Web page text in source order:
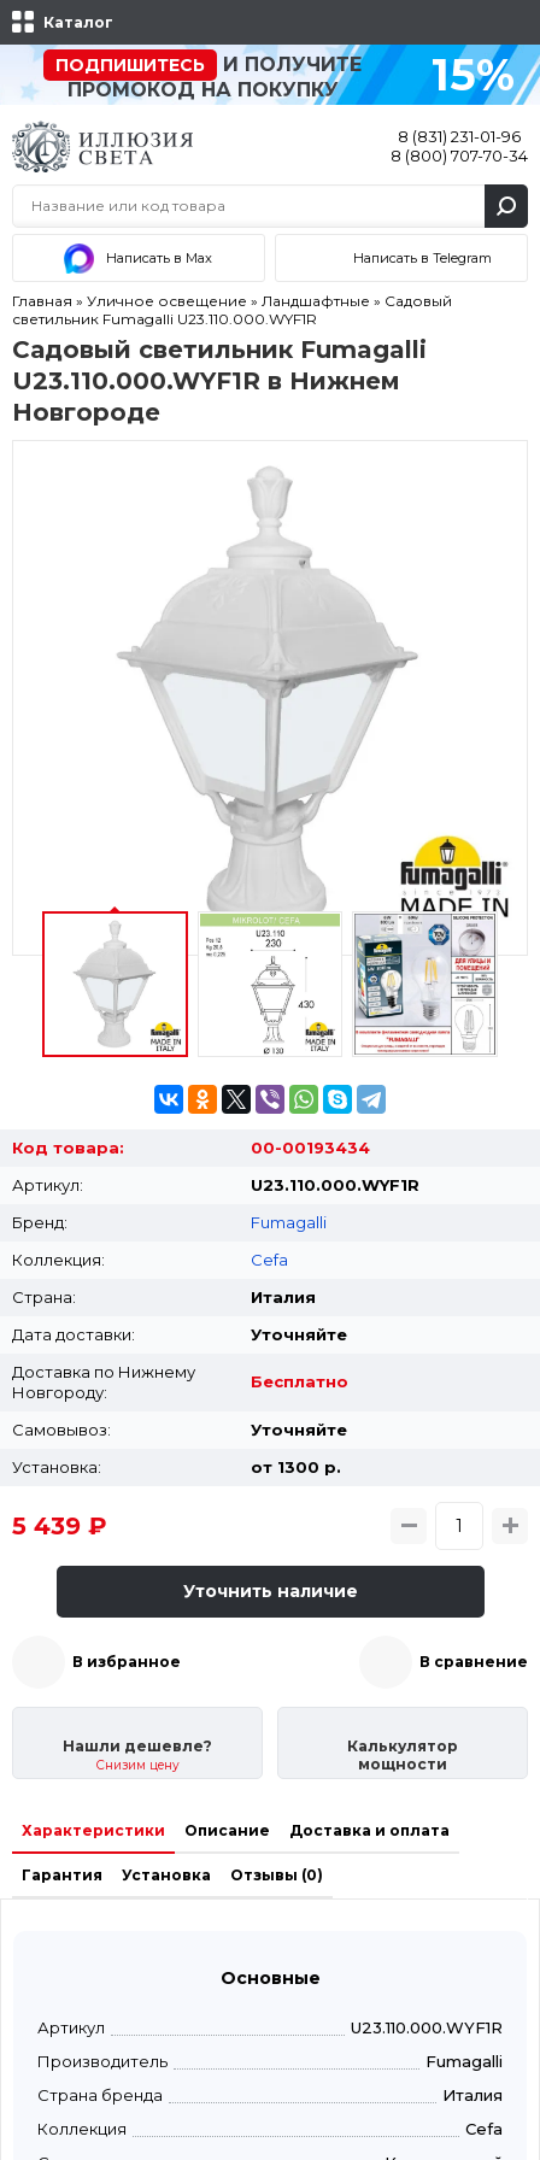
Каталог
ПОДПИШИТЕСЬ
И ПОЛУЧИТЕ
ПРОМОКОД НА ПОКУПКУ
15%
8 (831) 231-01-96
8 (800) 707-70-34
Написать в Max Написать в Telegram
Главная » Уличное освещение » Ландшафтные » Садовый
светильник Fumagalli U23.110.000.WYF1R
Садовый светильник Fumagalli
U23.110.000.WYF1R в Нижнем
Новгороде
Код товара:
00-00193434
Артикул:
U23.110.000.WYF1R
Бренд:
Fumagalli
Коллекция:
Cefa
Страна:
Италия
Дата доставки:
Уточняйте
Доставка по Нижнему
Новгороду:
Бесплатно
Самовывоз:
Уточняйте
Установка:
от 1300 p.
5 439 ₽
Уточнить наличие
В избранное В сравнение
Нашли дешевле?
Снизим цену
Калькулятор
мощности
Характеристики Описание Доставка и оплата
Гарантия Установка Отзывы (0)
Основные
Артикул
U23.110.000.WYF1R
Производитель
Fumagalli
Страна бренда
Италия
Коллекция
Cefa